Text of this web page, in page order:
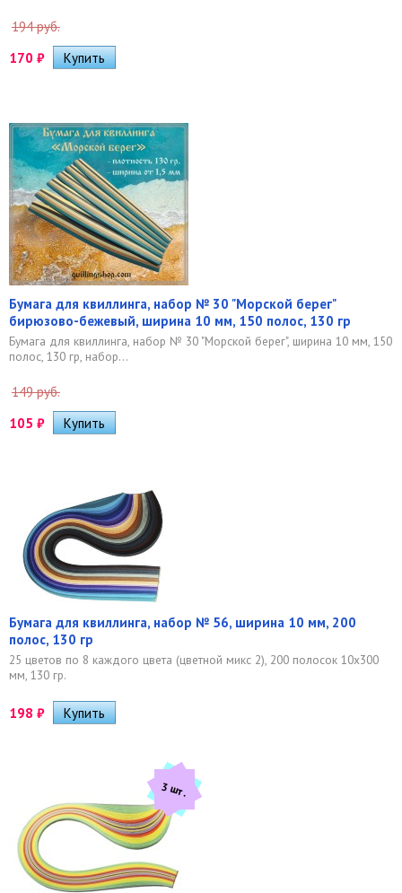
194 руб.
170 ₽
Бумага для квиллинга, набор № 30 "Морской берег"
бирюзово-бежевый, ширина 10 мм, 150 полос, 130 гр
Бумага для квиллинга, набор № 30 "Морской берег", ширина 10 мм, 150
полос, 130 гр, набор...
149 руб.
105 ₽
Бумага для квиллинга, набор № 56, ширина 10 мм, 200
полос, 130 гр
25 цветов по 8 каждого цвета (цветной микс 2), 200 полосок 10х300
мм, 130 гр.
198 ₽
3 шт.